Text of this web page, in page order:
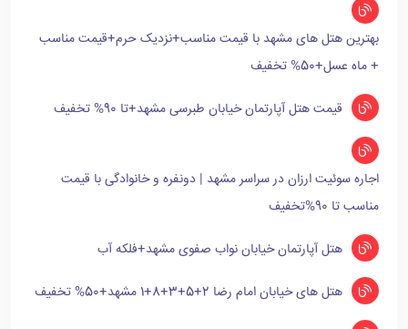
بهترین هتل های مشهد با قیمت مناسب+نزدیک حرم+قیمت مناسب
+ ماه عسل+50% تخفیف
قیمت هتل آپارتمان خیابان طبرسی مشهد+تا 90% تخفیف
اجاره سوئیت ارزان در سراسر مشهد | دونفره و خانوادگی با قیمت
مناسب تا 90%تخفیف
هتل آپارتمان خیابان نواب صفوی مشهد+فلکه آب
هتل های خیابان امام رضا 2+5+3+8+1 مشهد+50% تخفیف